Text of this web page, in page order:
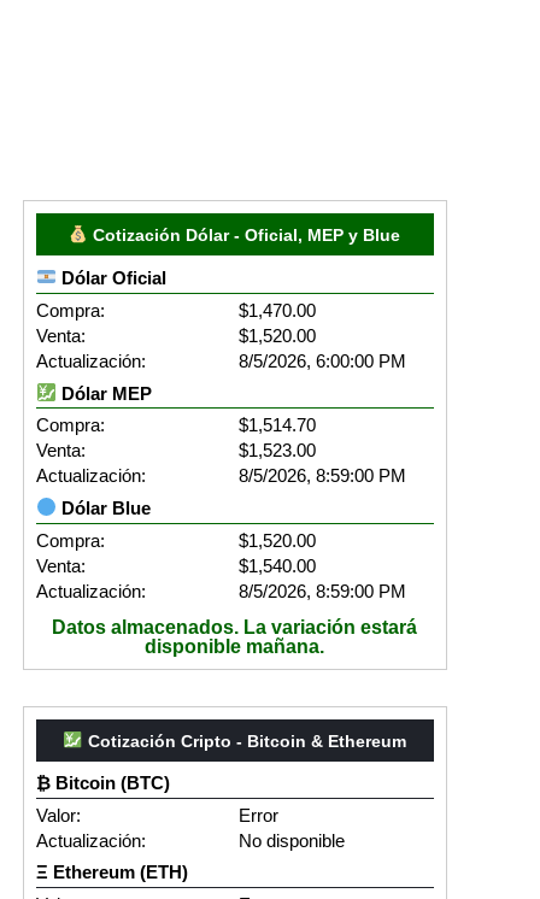
Cotización Dólar - Oficial, MEP y Blue
Dólar Oficial
Compra:
$1,470.00
Venta:
$1,520.00
Actualización:
8/5/2026, 6:00:00 PM
Dólar MEP
Compra:
$1,514.70
Venta:
$1,523.00
Actualización:
8/5/2026, 8:59:00 PM
Dólar Blue
Compra:
$1,520.00
Venta:
$1,540.00
Actualización:
8/5/2026, 8:59:00 PM
Datos almacenados. La variación estará
disponible mañana.
Cotización Cripto - Bitcoin & Ethereum
₿ Bitcoin (BTC)
Valor:
Error
Actualización:
No disponible
Ξ Ethereum (ETH)